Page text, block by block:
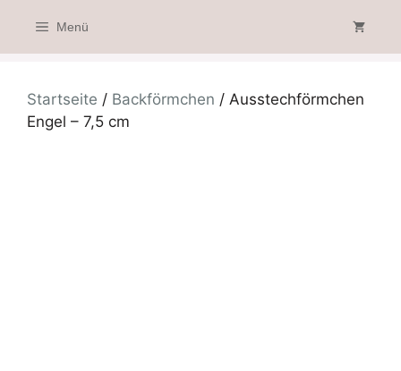
Inhalt
springen
Menü
Startseite / Backförmchen / Ausstechförmchen
Engel – 7,5 cm